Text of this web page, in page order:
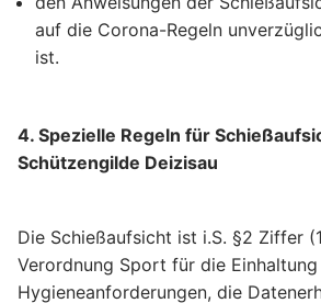
auf die Corona-Regeln
ist.
4. Spezielle Regeln für
Schützengilde Deizisau
Die Schießaufsicht ist i.S. §2 Ziffer
Verordnung Sport für die
Hygieneanforderungen, die